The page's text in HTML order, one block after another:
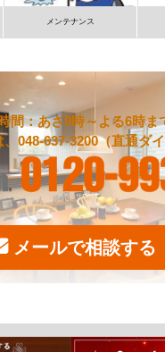
メンテナンス
間：あさ9時～よる6時ま
、048-637-3200（直通ダ
メールで相談する